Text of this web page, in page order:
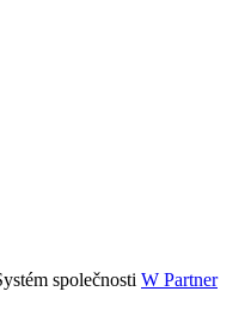
společnosti W Partner